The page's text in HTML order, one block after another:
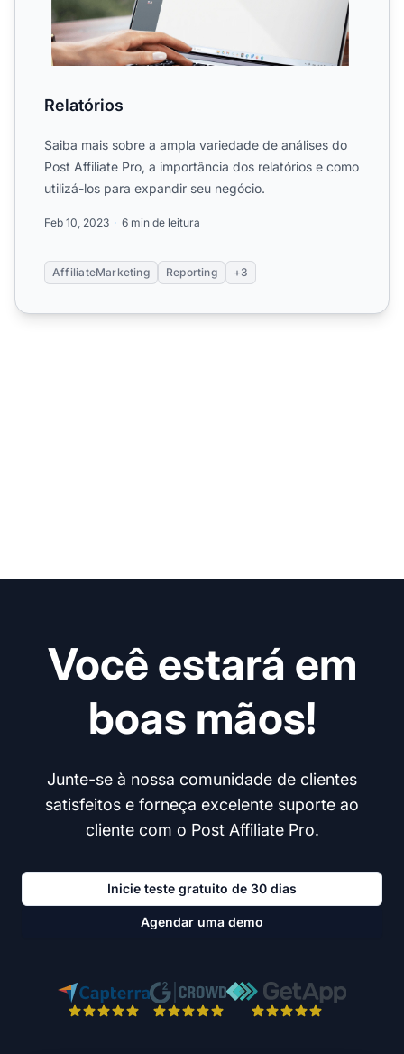
Relatórios
Saiba mais sobre a ampla variedade de análises do
Post Affiliate Pro, a importância dos relatórios e como
utilizá-los para expandir seu negócio.
Feb 10, 2023 6 min de leitura
AffiliateMarketing Reporting +3
Você estará em
boas mãos!
Junte-se à nossa comunidade de clientes
satisfeitos e forneça excelente suporte ao
cliente com o Post Affiliate Pro.
Inicie teste gratuito de 30 dias
Agendar uma demo